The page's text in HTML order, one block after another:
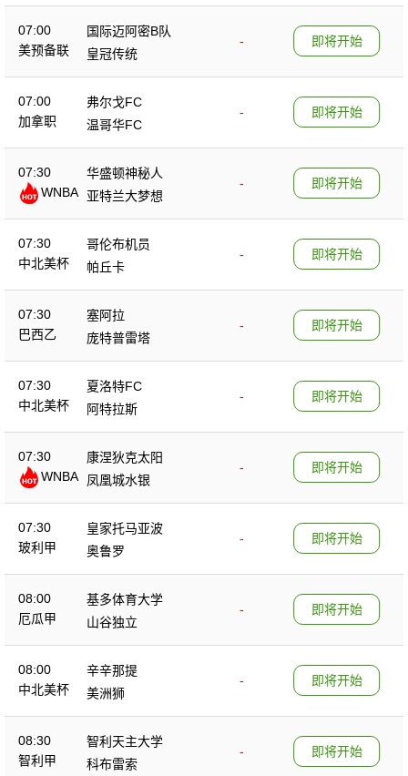
07:00
美预备联
国际迈阿密B队
-
皇冠传统
即将开始
07:00
加拿职
弗尔戈FC
-
温哥华FC
即将开始
07:30
WNBA
华盛顿神秘人
-
亚特兰大梦想
即将开始
07:30
中北美杯
哥伦布机员
-
帕丘卡
即将开始
07:30
巴西乙
塞阿拉
-
庞特普雷塔
即将开始
07:30
中北美杯
夏洛特FC
-
阿特拉斯
即将开始
07:30
WNBA
康涅狄克太阳
-
凤凰城水银
即将开始
07:30
玻利甲
皇家托马亚波
-
奥鲁罗
即将开始
08:00
厄瓜甲
基多体育大学
-
山谷独立
即将开始
08:00
中北美杯
辛辛那提
-
美洲狮
即将开始
08:30
智利甲
智利天主大学
-
科布雷索
即将开始